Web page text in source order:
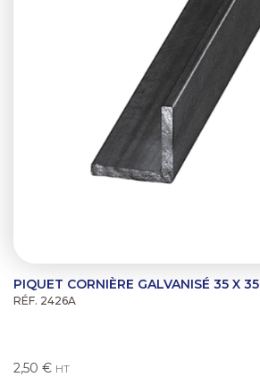
PIQUET CORNIÈRE GALVANISÉ 35 X 35
RÉF. 2426A
2,50 € HT